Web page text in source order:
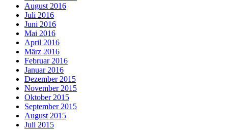
August 2016
Juli 2016
Juni 2016
Mai 2016
April 2016
März 2016
Februar 2016
Januar 2016
Dezember 2015
November 2015
Oktober 2015
September 2015
August 2015
Juli 2015